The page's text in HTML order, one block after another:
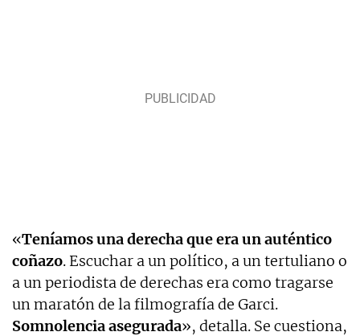
«Teníamos una derecha que era un auténtico
coñazo. Escuchar a un político, a un tertuliano o
a un periodista de derechas era como tragarse
un maratón de la filmografía de Garci.
Somnolencia asegurada», detalla. Se cuestiona,